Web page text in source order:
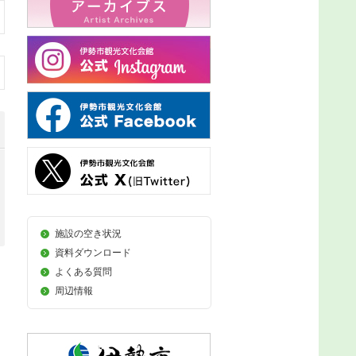
施設の空き状況
資料ダウンロード
よくある質問
周辺情報